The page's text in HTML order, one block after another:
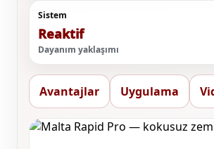
Sistem
Reaktif
Dayanım yaklaşımı
Avantajlar Uygulama